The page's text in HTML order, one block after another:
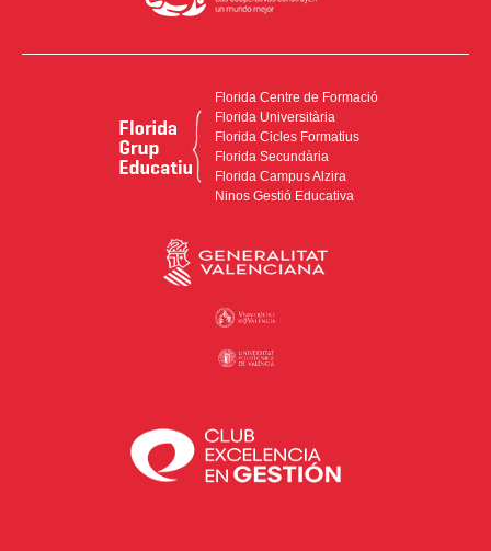
Florida Centre de Formació
Florida Universitària
Florida Cicles Formatius
Florida Secundària
Florida Campus Alzira
Ninos Gestió Educativa